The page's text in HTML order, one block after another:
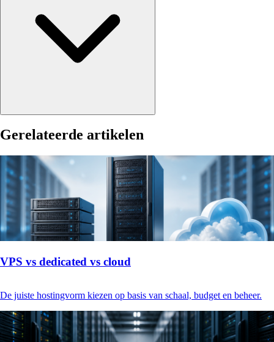
Gerelateerde artikelen
VPS vs dedicated vs cloud
De juiste hostingvorm kiezen op basis van schaal, budget en beheer.